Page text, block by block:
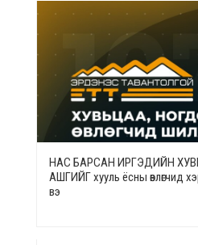
НАС БАРСАН ИРГЭДИЙН
АШГИЙГ хууль ёсны өвлөгчид
вэ